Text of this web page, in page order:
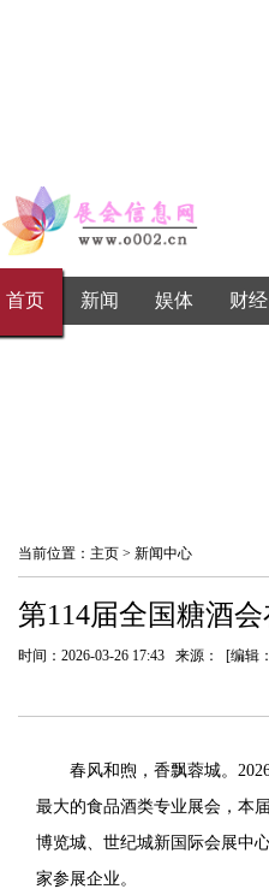
首页 新闻 娱体 财经
当前位置： 主页 > 新闻中心
第114届全国糖酒
时间：2026-03-26 17:43 来源： [编辑
春风和煦，香飘蓉城。
最大的食品酒类专业展会，本
博览城、世纪城新国际会展中
家参展企业。